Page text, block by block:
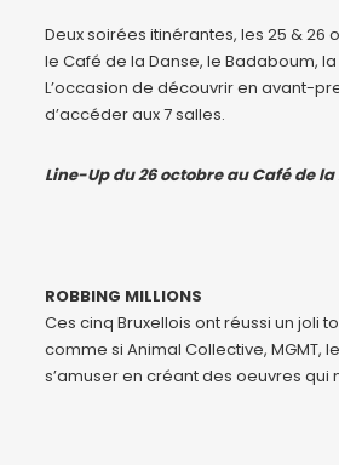
Deux soirées itinérantes, les 25 &
le Café de la Danse, le Badaboum,
L’occasion de découvrir en avant-
d’accéder aux 7 salles.
Line-Up du 26 octobre au Café de la
ROBBING MILLIONS
Ces cinq Bruxellois ont réussi un
comme si Animal Collective, MGMT,
s’amuser en créant des oeuvres